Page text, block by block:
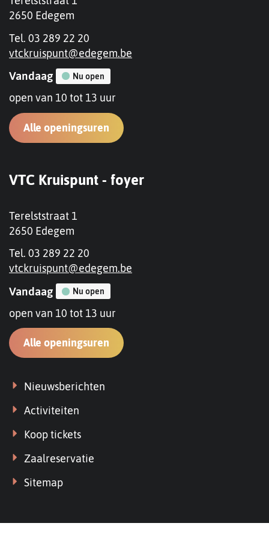
,2650 Edegem
Tel. 03 289 22 20
E-
vtckruispunt@edegem.be
Openingsuren
Vandaag Nu open
open van 10 tot 13 uur
Alle openingsuren VTC
Kruispunt
bibliotheek
Contact
VTC Kruispunt - foyer
Adres
Terelststraat 1
,2650 Edegem
Tel. 03 289 22 20
E-
vtckruispunt@edegem.be
Openingsuren
Vandaag Nu open
open van 10 tot 13 uur
Alle openingsuren VTC
Kruispunt
Links
Nieuwsberichten
Activiteiten
Koop tickets
Zaalreservatie
Sitemap